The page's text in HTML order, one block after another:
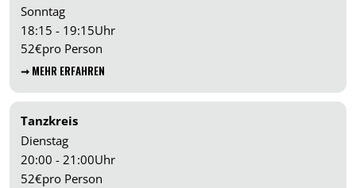
Sonntag
18:15 - 19:15Uhr
52€pro Person
➞ MEHR ERFAHREN
Tanzkreis
Dienstag
20:00 - 21:00Uhr
52€pro Person